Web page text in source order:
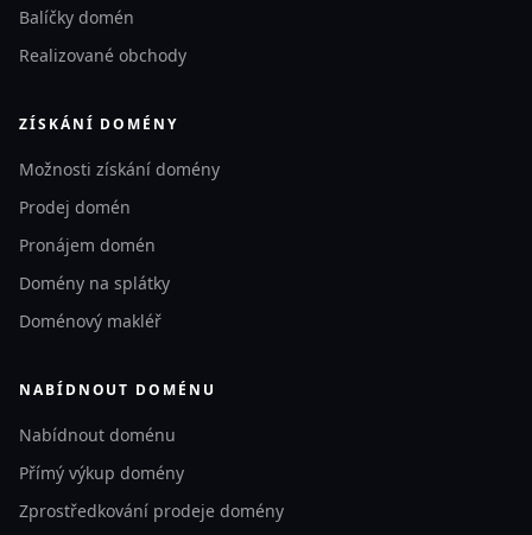
Balíčky domén
Realizované obchody
ZÍSKÁNÍ DOMÉNY
Možnosti získání domény
Prodej domén
Pronájem domén
Domény na splátky
Doménový makléř
NABÍDNOUT DOMÉNU
Nabídnout doménu
Přímý výkup domény
Zprostředkování prodeje domény